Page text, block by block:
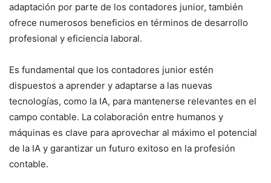
adaptación por parte de los contadores junior, también
ofrece numerosos beneficios en términos de desarrollo
profesional y eficiencia laboral.
Es fundamental que los contadores junior estén
dispuestos a aprender y adaptarse a las nuevas
tecnologías, como la IA, para mantenerse relevantes en el
campo contable. La colaboración entre humanos y
máquinas es clave para aprovechar al máximo el potencial
de la IA y garantizar un futuro exitoso en la profesión
contable.